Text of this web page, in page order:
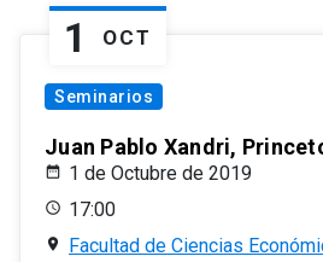
1 OCT
Seminarios
Juan Pablo Xandri,
1 de Octubre de 2019
17:00
Facultad de Ciencias